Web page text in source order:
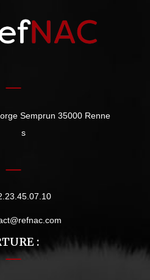
Semprun 35000 Renne
s
: